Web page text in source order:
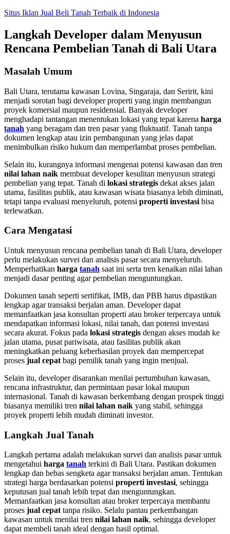
Skip
content
Situs Iklan Jual Beli Tanah Terbaik di Indonesia
Langkah Developer dalam Menyusun
Rencana Pembelian Tanah di Bali Utara
Masalah Umum
Bali Utara, terutama kawasan Lovina, Singaraja, dan Seririt, kini
menjadi sorotan bagi developer properti yang ingin membangun
proyek komersial maupun residensial. Banyak developer
menghadapi tantangan menentukan lokasi yang tepat karena harga
tanah yang beragam dan tren pasar yang fluktuatif. Tanah tanpa
dokumen lengkap atau izin pembangunan yang jelas dapat
menimbulkan risiko hukum dan memperlambat proses pembelian.
Selain itu, kurangnya informasi mengenai potensi kawasan dan tren
nilai lahan naik membuat developer kesulitan menyusun strategi
pembelian yang tepat. Tanah di lokasi strategis dekat akses jalan
utama, fasilitas publik, atau kawasan wisata biasanya lebih diminati,
tetapi tanpa evaluasi menyeluruh, potensi properti investasi bisa
terlewatkan.
Cara Mengatasi
Untuk menyusun rencana pembelian tanah di Bali Utara, developer
perlu melakukan survei dan analisis pasar secara menyeluruh.
Memperhatikan harga tanah saat ini serta tren kenaikan nilai lahan
menjadi dasar penting agar pembelian menguntungkan.
Dokumen tanah seperti sertifikat, IMB, dan PBB harus dipastikan
lengkap agar transaksi berjalan aman. Developer dapat
memanfaatkan jasa konsultan properti atau broker terpercaya untuk
mendapatkan informasi lokasi, nilai tanah, dan potensi investasi
secara akurat. Fokus pada lokasi strategis dengan akses mudah ke
jalan utama, pusat pariwisata, atau fasilitas publik akan
meningkatkan peluang keberhasilan proyek dan mempercepat
proses jual cepat bagi pemilik tanah yang ingin menjual.
Selain itu, developer disarankan menilai pertumbuhan kawasan,
rencana infrastruktur, dan permintaan pasar lokal maupun
internasional. Tanah di kawasan berkembang dengan prospek tinggi
biasanya memiliki tren nilai lahan naik yang stabil, sehingga
proyek properti lebih mudah diminati investor.
Langkah Jual Tanah
Langkah pertama adalah melakukan survei dan analisis pasar untuk
mengetahui harga tanah terkini di Bali Utara. Pastikan dokumen
lengkap dan bebas sengketa agar transaksi berjalan aman. Tentukan
strategi harga berdasarkan potensi properti investasi, sehingga
keputusan jual tanah lebih tepat dan menguntungkan.
Memanfaatkan jasa konsultan atau broker terpercaya membantu
proses jual cepattanpa risiko. Selalu pantau perkembangan
kawasan untuk menilai tren nilai lahan naik, sehingga developer
dapat membeli tanah ideal dengan hasil optimal.